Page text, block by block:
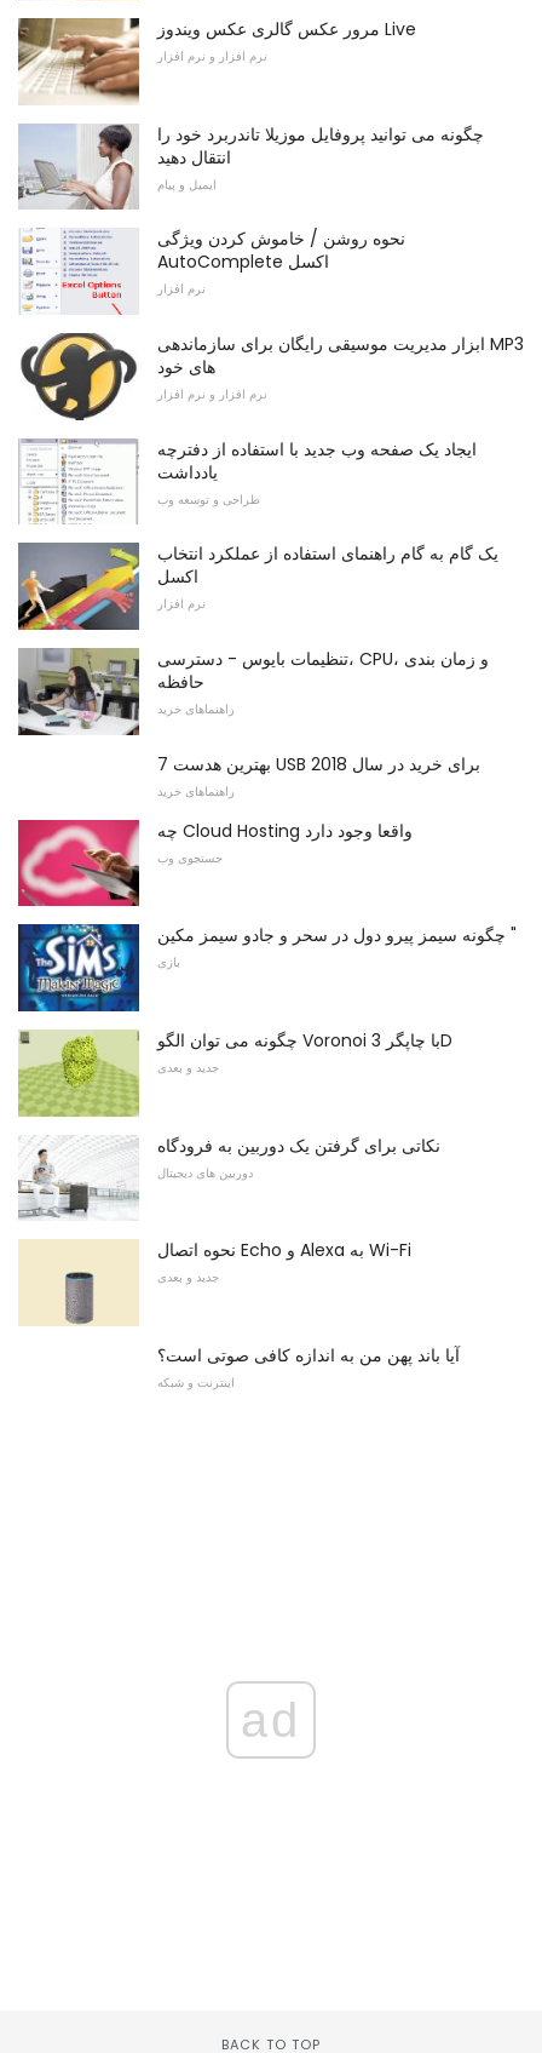
مرور عکس گالری عکس ویندوز Live
نرم افزار و نرم افزار
چگونه می توانید پروفایل موزیلا تاندربرد خود را
انتقال دهید
ایمیل و پیام
نحوه روشن / خاموش کردن ویژگی
AutoComplete اکسل
نرم افزار
ابزار مدیریت موسیقی رایگان برای سازماندهی MP3
های خود
نرم افزار و نرم افزار
ایجاد یک صفحه وب جدید با استفاده از دفترچه
یادداشت
طراحی و توسعه وب
یک گام به گام راهنمای استفاده از عملکرد انتخاب
اکسل
نرم افزار
تنظیمات بایوس - دسترسی، CPU، و زمان بندی
حافظه
راهنماهای خرید
7 بهترین هدست USB برای خرید در سال 2018
راهنماهای خرید
چه Cloud Hosting واقعا وجود دارد
جستجوی وب
چگونه سیمز پیرو دول در سحر و جادو سیمز مکین "
بازی
چگونه می توان الگو Voronoi با چاپگر 3D
جدید و بعدی
نکاتی برای گرفتن یک دوربین به فرودگاه
دوربین های دیجیتال
نحوه اتصال Echo و Alexa به Wi-Fi
جدید و بعدی
آیا باند پهن من به اندازه کافی صوتی است؟
اینترنت و شبکه
ad
BACK TO TOP